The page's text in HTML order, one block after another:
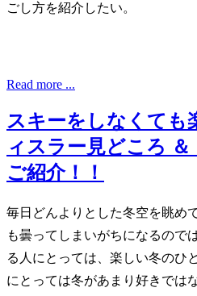
ごし方を紹介したい。
Read more ...
スキーをしなくても
ィスラー見どころ
ご紹介！！
毎日どんよりとした冬空を眺め
も曇ってしまいがちになるので
る人にとっては、楽しい冬のひ
にとっては冬があまり好きでは